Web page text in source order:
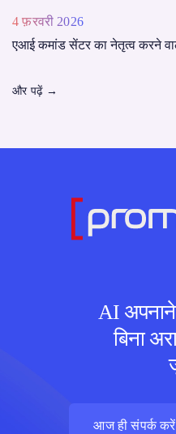
4 फ़रवरी 2026
एआई कमांड सेंटर का नेतृत्व करने
और पढ़ें →
AI अपनाने
बिना
आज ही संपर्क करें